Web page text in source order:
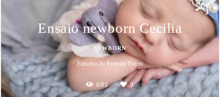
Ensaio newborn Cecilia
NEWBORN
Estudio Ju Ferreira Fotos
681 0